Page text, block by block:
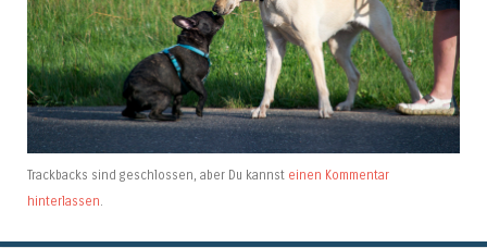
Trackbacks sind geschlossen, aber Du kannst einen Kommentar
hinterlassen.